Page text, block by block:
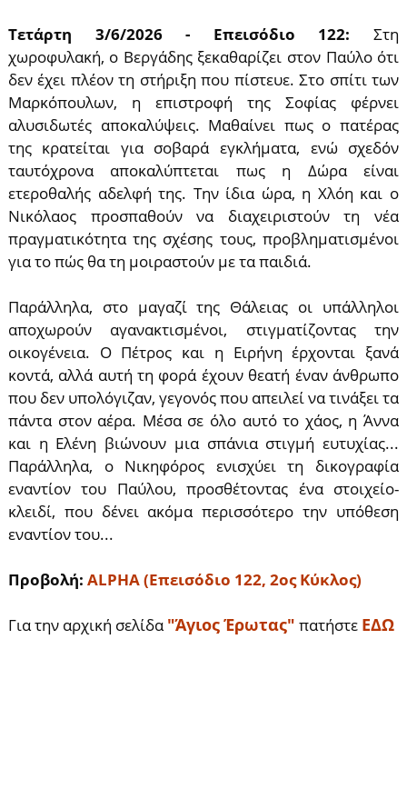
Τετάρτη 3/6/2026- Επεισόδιο 122:Στη
χωροφυλακή, ο Βεργάδης ξεκαθαρίζει στον Παύλο ότι
δεν έχει πλέον τη στήριξη που πίστευε. Στο σπίτι των
Μαρκόπουλων, η επιστροφή της Σοφίας φέρνει
αλυσιδωτές αποκαλύψεις. Μαθαίνει πως ο πατέρας
της κρατείται για σοβαρά εγκλήματα, ενώ σχεδόν
ταυτόχρονα αποκαλύπτεται πως η Δώρα είναι
ετεροθαλής αδελφή της. Την ίδια ώρα, η Χλόη και ο
Νικόλαος προσπαθούν να διαχειριστούν τη νέα
πραγματικότητα της σχέσης τους, προβληματισμένοι
για το πώς θα τη μοιραστούν με τα παιδιά.
Παράλληλα, στο μαγαζί της Θάλειας οι υπάλληλοι
αποχωρούν αγανακτισμένοι, στιγματίζοντας την
οικογένεια. Ο Πέτρος και η Ειρήνη έρχονται ξανά
κοντά, αλλά αυτή τη φορά έχουν θεατή έναν άνθρωπο
που δεν υπολόγιζαν, γεγονός που απειλεί να τινάξει τα
πάντα στον αέρα. Μέσα σε όλο αυτό το χάος, η Άννα
και η Ελένη βιώνουν μια σπάνια στιγμή ευτυχίας...
Παράλληλα, ο Νικηφόρος ενισχύει τη δικογραφία
εναντίον του Παύλου, προσθέτοντας ένα στοιχείο-
κλειδί, που δένει ακόμα περισσότερο την υπόθεση
εναντίον του...
Προβολή: ALPHA (Επεισόδιο 122, 2ος Κύκλος)
Για την αρχική σελίδα"Άγιος Έρωτας" πατήστε ΕΔΩ